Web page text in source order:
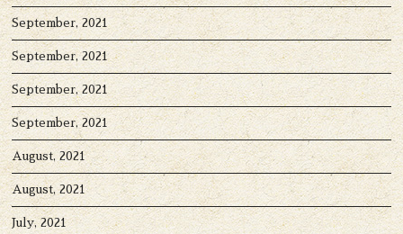
September, 2021
September, 2021
September, 2021
September, 2021
August, 2021
August, 2021
July, 2021